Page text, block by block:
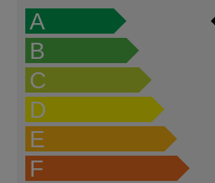
A
B
C
D
E
F